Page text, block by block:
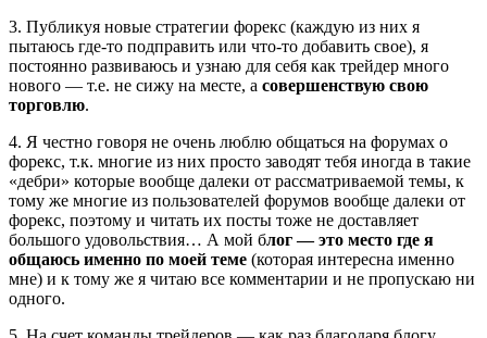
3. Публикуя новые стратегии форекс (каждую из них я
пытаюсь где-то подправить или что-то добавить свое), я
постоянно развиваюсь и узнаю для себя как трейдер много
нового — т.е. не сижу на месте, а совершенствую свою
торговлю.
4. Я честно говоря не очень люблю общаться на форумах о
форекс, т.к. многие из них просто заводят тебя иногда в такие
«дебри» которые вообще далеки от рассматриваемой темы, к
тому же многие из пользователей форумов вообще далеки от
форекс, поэтому и читать их посты тоже не доставляет
большого удовольствия… А мой блог — это место где я
общаюсь именно по моей теме (которая интересна именно
мне) и к тому же я читаю все комментарии и не пропускаю ни
одного.